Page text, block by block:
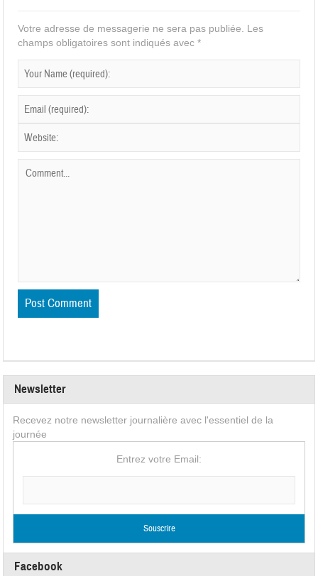
Votre adresse de messagerie ne sera pas publiée.
Les
champs obligatoires sont indiqués avec*
Newsletter
Recevez notre newsletter journalière avec l'essentiel de la
journée
Entrez votre Email:
Facebook